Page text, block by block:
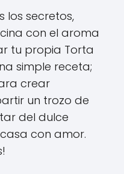
los secretos,
con el aroma
tu propia Torta
simple receta;
crear
un trozo de
del dulce
con amor.